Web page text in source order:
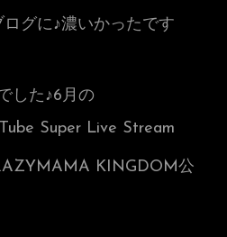
グに♪濃いかったです
した♪6月の
Super Live Stream
KINGDOM公